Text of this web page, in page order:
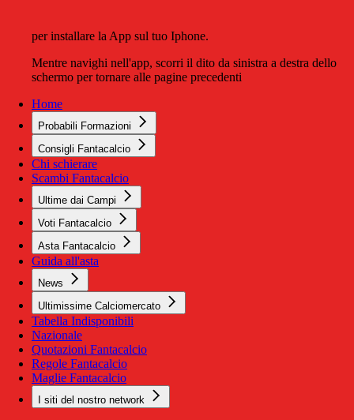
per installare la App sul tuo Iphone.
Mentre navighi nell'app, scorri il dito da sinistra a destra dello
schermo per tornare alle pagine precedenti
Home
Probabili Formazioni
Consigli Fantacalcio
Chi schierare
Scambi Fantacalcio
Ultime dai Campi
Voti Fantacalcio
Asta Fantacalcio
Guida all'asta
News
Ultimissime Calciomercato
Tabella Indisponibili
Nazionale
Quotazioni Fantacalcio
Regole Fantacalcio
Maglie Fantacalcio
I siti del nostro network